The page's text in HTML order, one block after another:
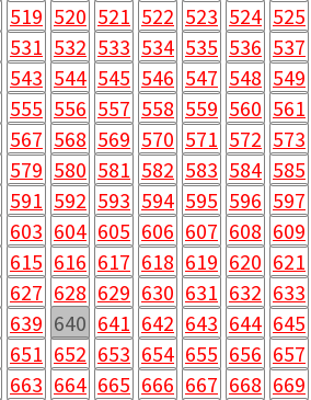
519 520 521 522 523 524 525
531 532 533 534 535 536 537
543 544 545 546 547 548 549
555 556 557 558 559 560 561
567 568 569 570 571 572 573
579 580 581 582 583 584 585
591 592 593 594 595 596 597
603 604 605 606 607 608 609
615 616 617 618 619 620 621
627 628 629 630 631 632 633
639 640 641 642 643 644 645
651 652 653 654 655 656 657
663 664 665 666 667 668 669